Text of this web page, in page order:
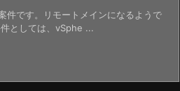
件です。リモートメインになるようで
としては、vSphe ...